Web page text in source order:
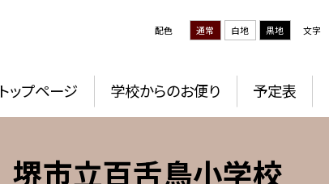
配色 通常 白地 黒地 文字
トップページ 学校からのお便り 予定表
堺市立百舌鳥小学校